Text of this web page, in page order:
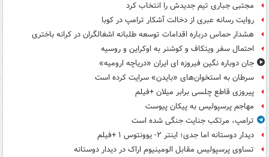
مجتبی جباری تیم جدیدش را انتخاب کرد
روایت رسانه عبری از دخالت آشکار ترامپ در کوبا
هشدار حماس درباره اقدامات توسعه طلبانه اشغالگران در کرانه باختری
احتمال سفر ویتکاف و کوشنر به اوکراین و روسیه
جان دوباره نگین فیروزه ای ایران «دریاچه ارومیه»
سرطان به استخوان‌های «بایدن» سرایت کرده است
پیروزی قاطع چلسی برابر میلان +فیلم
مهاجم پرسپولیس به پیکان پیوست
ترامپ، مرتکب جنایت جنگی شده است
دیدار دوستانه اما جدی؛ اینتر ۲- یوونتوس ۱ +فیلم
تساوی پرسپولیس مقابل الومینیوم اراک در دیدار دوستانه